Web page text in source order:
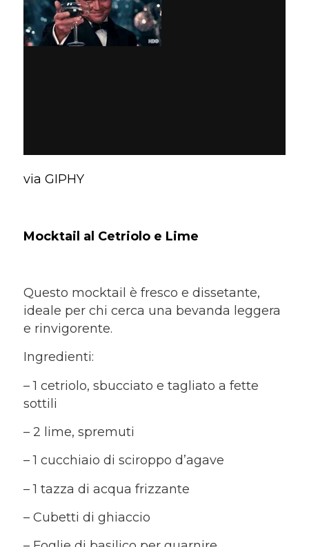
via GIPHY
Mocktail al Cetriolo e Lime
Questo mocktail è fresco e dissetante,
ideale per chi cerca una bevanda leggera
e rinvigorente.
Ingredienti:
– 1 cetriolo, sbucciato e tagliato a fette
sottili
– 2 lime, spremuti
– 1 cucchiaio di sciroppo d’agave
– 1 tazza di acqua frizzante
– Cubetti di ghiaccio